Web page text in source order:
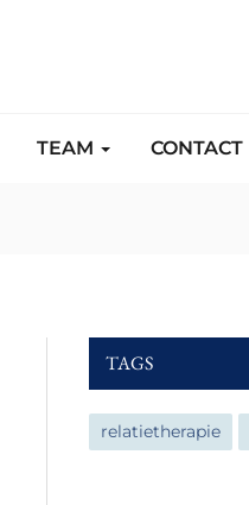
TEAM CONTACT
TAGS
relatietherapie